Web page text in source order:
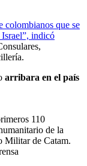
colombianos que se
indicó
arribara en el país
110
de la
Militar de Catam.